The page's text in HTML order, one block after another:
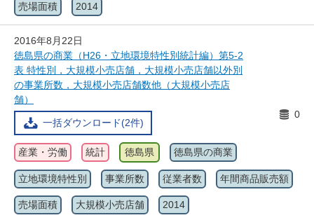
売場面積 2014
2016年8月22日
徳島県の商業（H26・立地環境特性別統計編）第5-2
表 特性別，大規模小売店舗，大規模小売店舗以外別
の事業所数，大規模小売店舗数他（大規模小売店
舗）
一括ダウンロード(2件)
0
産業・労働 統計 徳島県 徳島県の商業
立地環境特性別 事業所数 従業者数 年間商品販売額
売場面積 大規模小売店舗 2014